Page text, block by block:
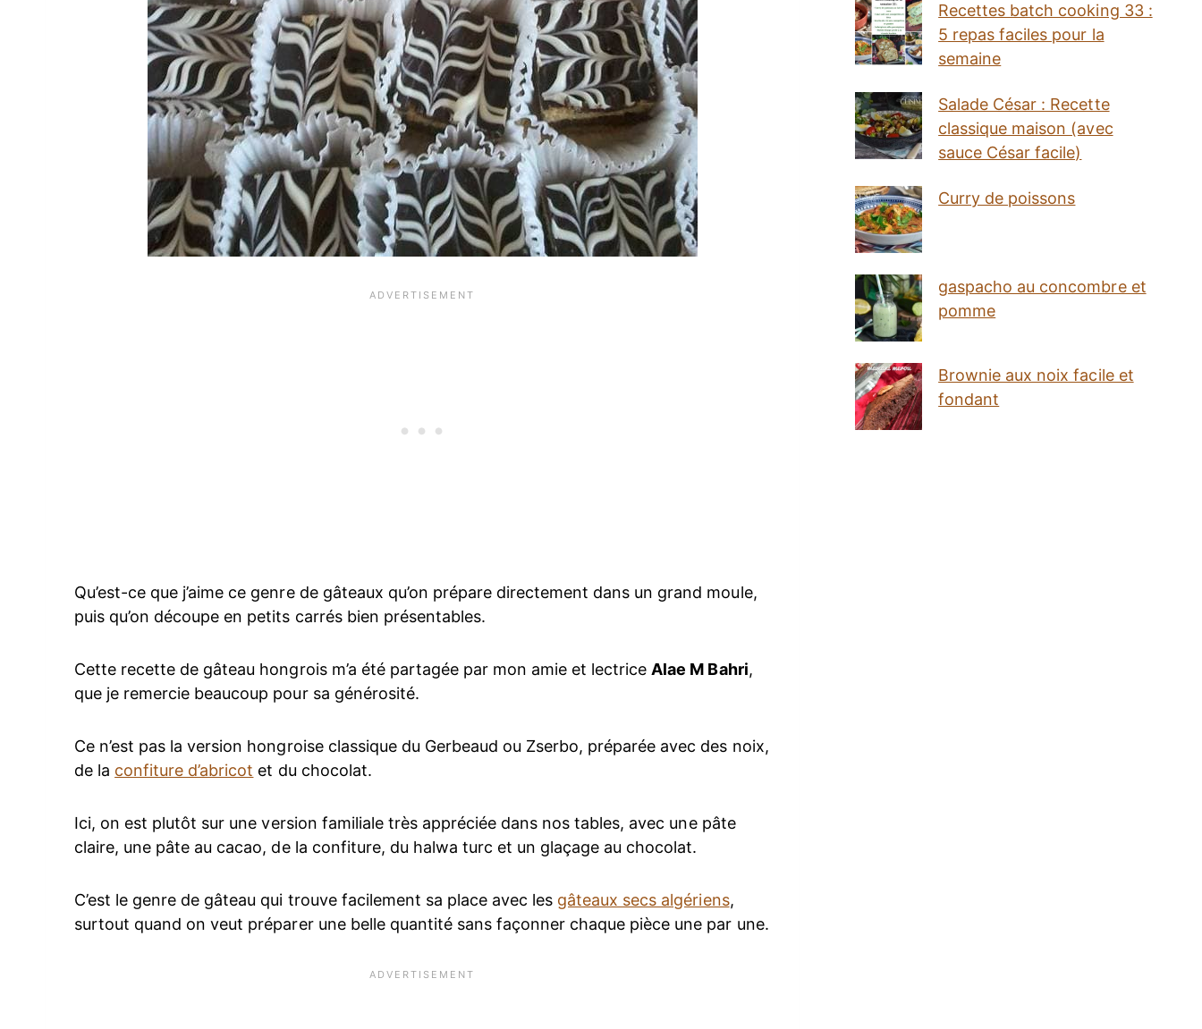
Qu’est-ce que j’aime ce genre de gâteaux qu’on prépare directement dans un grand moule,
puis qu’on découpe en petits carrés bien présentables.
Cette recette de gâteau hongrois m’a été partagée par mon amie et lectrice Alae M Bahri,
que je remercie beaucoup pour sa générosité.
Ce n’est pas la version hongroise classique du Gerbeaud ou Zserbo, préparée avec des noix,
de la confiture d’abricot et du chocolat.
Ici, on est plutôt sur une version familiale très appréciée dans nos tables, avec une pâte
claire, une pâte au cacao, de la confiture, du halwa turc et un glaçage au chocolat.
C’est le genre de gâteau qui trouve facilement sa place avec les gâteaux secs algériens,
surtout quand on veut préparer une belle quantité sans façonner chaque pièce une par une.
Recettes batch cooking 33 :
5 repas faciles pour la
semaine
Salade César : Recette
classique maison (avec
sauce César facile)
Curry de poissons
gaspacho au concombre et
pomme
Brownie aux noix facile et
fondant